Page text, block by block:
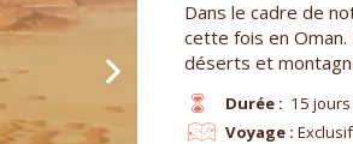
Dans le cadre de
cette fois en
déserts et
Durée : 15 jours
Voyage : Exclusif